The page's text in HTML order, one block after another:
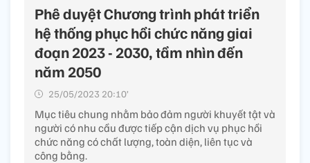
Phê duyệt Chương trình phát triển
hệ thống phục hồi chức năng giai
đoạn 2023 - 2030, tầm nhìn đến
năm 2050
25/05/2023 20:10’
Mục tiêu chung nhằm bảo đảm người khuyết tật và
người có nhu cầu được tiếp cận dịch vụ phục hồi
chức năng có chất lượng, toàn diện, liên tục và
công bằng.